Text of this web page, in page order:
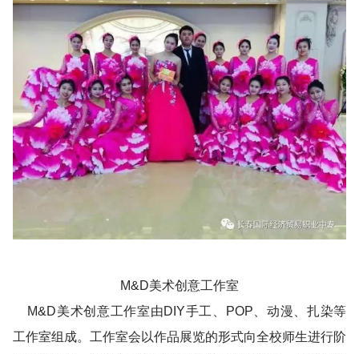
M&D美术创意工作室
M&D美术创意工作室由DIY手工、POP、动漫、扎染等
工作室组成。工作室会以作品展览的形式向全校师生进行阶